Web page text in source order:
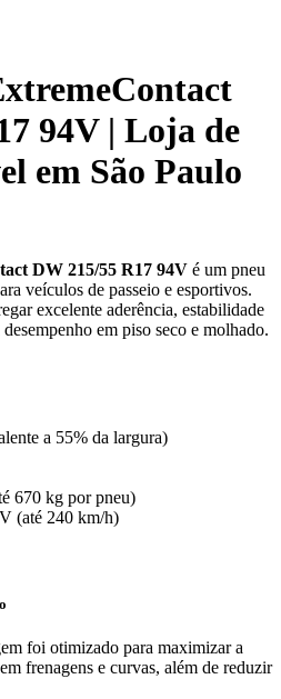
94V | Loja de
em São Paulo
DW 215/55 R17 94V é um pneu
veículos de passeio e esportivos.
excelente aderência, estabilidade
em piso seco e molhado.
a 55% da largura)
670 kg por pneu)
V (até 240 km/h)
foi otimizado para maximizar a
frenagens e curvas, além de reduzir